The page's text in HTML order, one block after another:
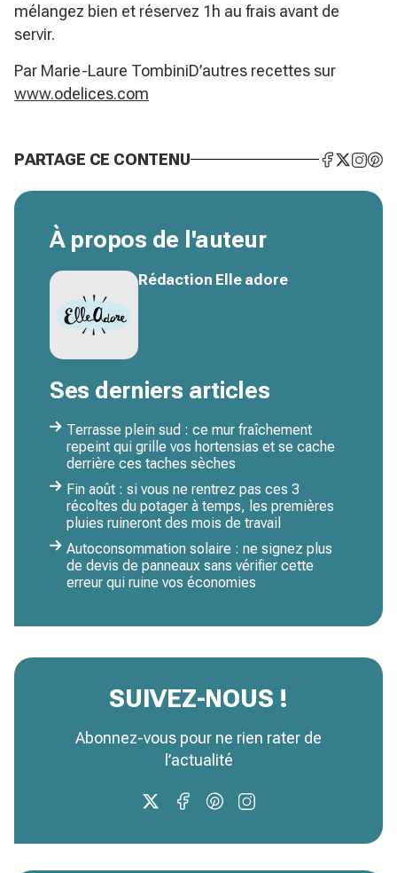
mélangez bien et réservez 1h au frais avant de
servir.
Par Marie-Laure TombiniD’autres recettes sur
www.odelices.com
PARTAGE CE CONTENU
À propos de l'auteur
Rédaction Elle adore
Ses derniers articles
Terrasse plein sud : ce mur fraîchement
repeint qui grille vos hortensias et se cache
derrière ces taches sèches
Fin août : si vous ne rentrez pas ces 3
récoltes du potager à temps, les premières
pluies ruineront des mois de travail
Autoconsommation solaire : ne signez plus
de devis de panneaux sans vérifier cette
erreur qui ruine vos économies
SUIVEZ-NOUS !
Abonnez-vous pour ne rien rater de
l’actualité